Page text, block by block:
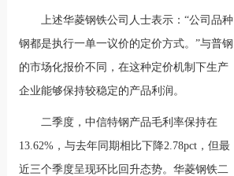
上述华菱钢铁公司人士表示：“公司品种
钢都是执行一单一议价的定价方式。”与普钢
的市场化报价不同，在这种定价机制下生产
企业能够保持较稳定的产品利润。
二季度，中信特钢产品毛利率保持在
13.62%，与去年同期相比下降2.78pct，但最
近三个季度呈现环比回升态势。华菱钢铁二